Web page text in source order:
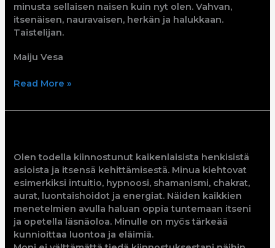
minusta sellaisen naisen kuin nyt olen. Vahvan,
itsenäisen, nauravaisen, herkän ja halukkaan.
Taistelijan.
Maiju Vesa
Read More »
Olen todella kiinnostunut kaikenlaisista henkisistä
asioista ja itsensä kehittämisestä. Minua kiehtovat
esimerkiksi intuitio, hypnoosi, shamanismi, chakrat,
aurat, luontaishoidot ja energiat. Näiden kaikkien
menetelmien avulla haluan oppia tuntemaan itseni
ja opetella läsnäoloa. Minulle on myös tärkeää
kunnioittaa luontoa ja eläimiä.